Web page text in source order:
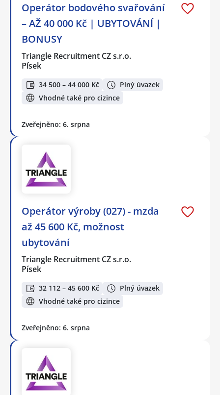
Operátor bodového svařování
– AŽ 40 000 Kč | UBYTOVÁNÍ |
BONUSY
Triangle Recruitment CZ s.r.o.
Písek
34 500 – 44 000 Kč
Plný úvazek
Vhodné také pro cizince
Zveřejněno: 6. srpna
Operátor výroby (027) - mzda
až 45 600 Kč, možnost
ubytování
Triangle Recruitment CZ s.r.o.
Písek
32 112 – 45 600 Kč
Plný úvazek
Vhodné také pro cizince
Zveřejněno: 6. srpna